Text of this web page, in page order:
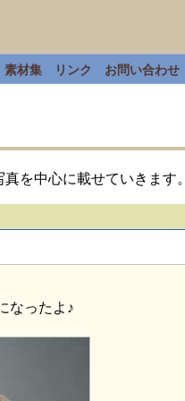
素材集 リンク お問い合わせ
を中心に載せていきます。
なったよ♪